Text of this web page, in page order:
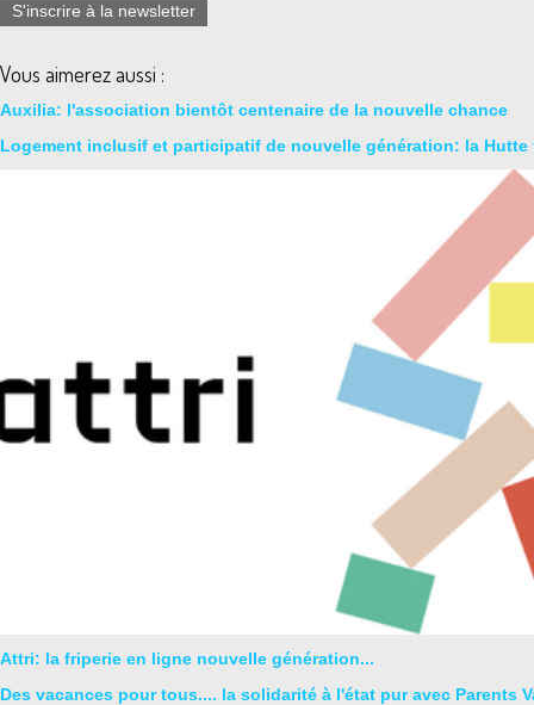
S'inscrire à la newsletter
Vous aimerez aussi :
Auxilia: l'association bientôt centenaire de la nouvelle chance
Logement inclusif et participatif de nouvelle génération: la Hutte
Attri: la friperie en ligne nouvelle génération...
Des vacances pour tous.... la solidarité à l'état pur avec Parents